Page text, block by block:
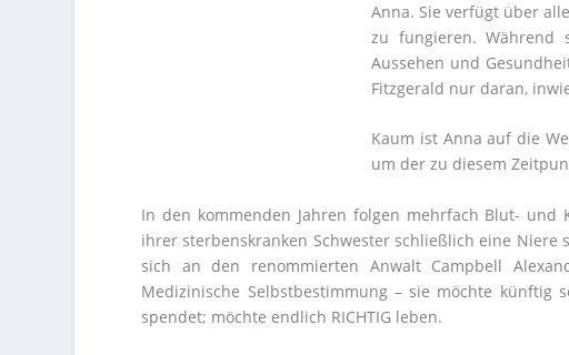
Anna. Sie verfügt über
zu fungieren. Während
Aussehen und
Fitzgerald nur daran,
Kaum ist Anna auf die
um der zu diesem
In den kommenden Jahren folgen mehrfach Blut- und
ihrer sterbenskranken Schwester schließlich eine
sich an den renommierten Anwalt Campbell
Medizinische Selbstbestimmung – sie möchte künftig
spendet; möchte endlich RICHTIG leben.